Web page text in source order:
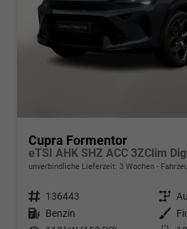
Cupra Formentor
eTSI AHK SHZ ACC 3ZClim
unverbindliche Lieferzeit: 3 Wochen
Fahrzeugnr. 136443 Getriebe
Kraftstoff Benzin Außenfarbe